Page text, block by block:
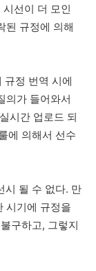
선이 더 모인
된 규정에 의해
정 번역 시에
의가 들어와서
시간 업로드 되
에 의해서 선수
시 될 수 없다. 만
시기에 규정을
구하고, 그렇지